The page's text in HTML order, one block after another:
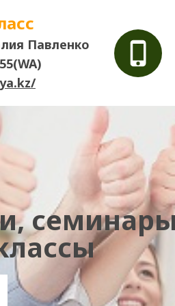
Павленко